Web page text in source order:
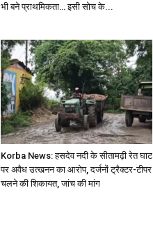
भी बने प्राथमिकता… इसी सोच के...
Korba News: हसदेव नदी के सीतामढ़ी रेत घाट
पर अवैध उत्खनन का आरोप, दर्जनों ट्रैक्टर-टीपर
चलने की शिकायत, जांच की मांग